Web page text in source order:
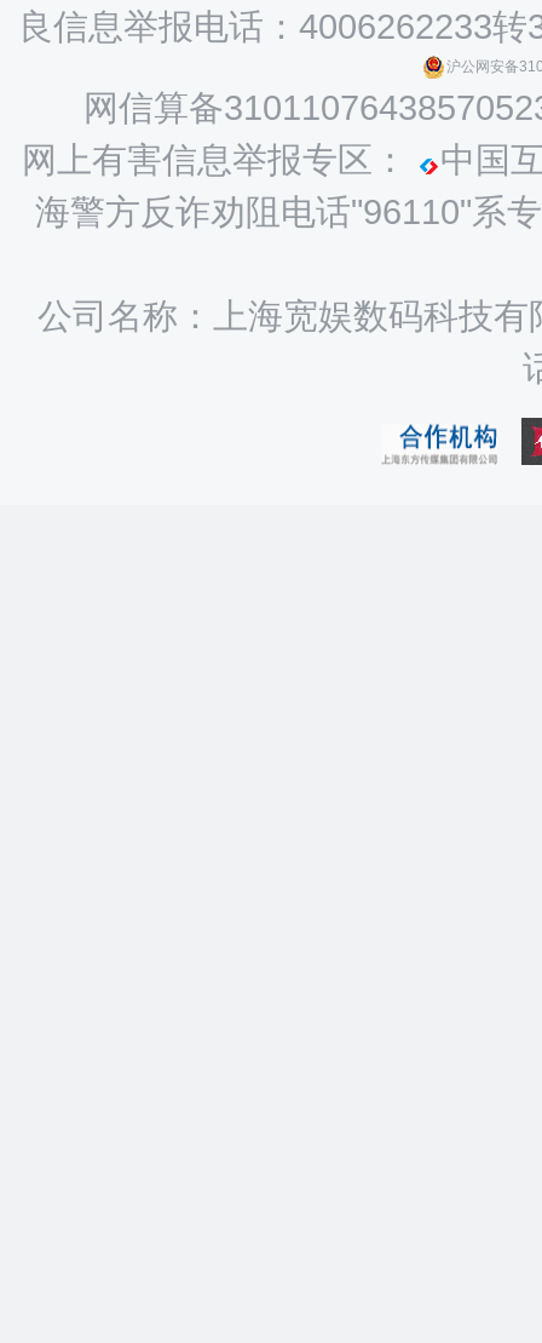
良信息举报电话：4006262233转
沪公网安备
网信算备
网上有害信息举报专区：
中国
海警方反诈劝阻电话"96110"系
公司名称：上海宽娱数码科技有